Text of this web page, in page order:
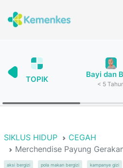
TOPIK
Bayi dan
< 5
SIKLUS HIDUP
CEGAH
Merchendise Payung
aksi bergizi pola makan bergizi kampanye gizi